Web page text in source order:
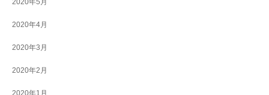
2020年5月
2020年4月
2020年3月
2020年2月
2020年1月